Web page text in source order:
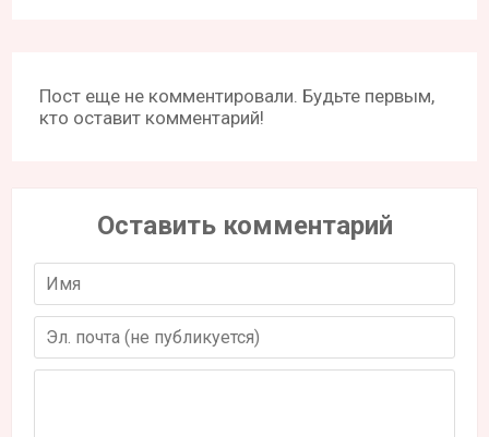
Пост еще не комментировали. Будьте первым,
кто оставит комментарий!
Оставить комментарий